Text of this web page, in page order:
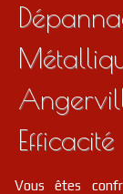
Efficacité
Vous êtes